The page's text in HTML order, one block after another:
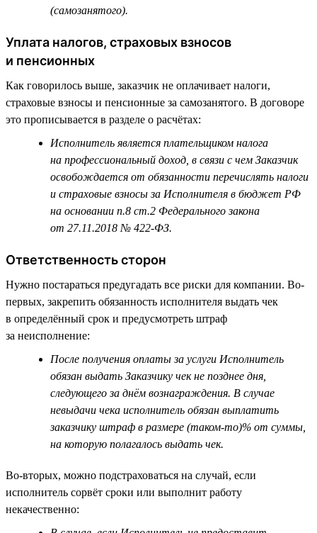
(самозанятого).
Уплата налогов, страховых взносов
и пенсионных
Как говорилось выше, заказчик не оплачивает налоги,
страховые взносы и пенсионные за самозанятого. В договоре
это прописывается в разделе о расчётах:
Исполнитель является плательщиком налога
на профессиональный доход, в связи с чем Заказчик
освобождается от обязанности перечислять налоги
и страховые взносы за Исполнителя в бюджет РФ
на основании п.8 ст.2 Федерального закона
от 27.11.2018 № 422-ФЗ.
Ответственность сторон
Нужно постараться предугадать все риски для компании. Во-
первых, закрепить обязанность исполнителя выдать чек
в определённый срок и предусмотреть штраф
за неисполнение:
После получения оплаты за услуги Исполнитель
обязан выдать Заказчику чек не позднее дня,
следующего за днём вознаграждения. В случае
невыдачи чека исполнитель обязан выплатить
заказчику штраф в размере (таком-то)% от суммы,
на которую полагалось выдать чек.
Во-вторых, можно подстраховаться на случай, если
исполнитель сорвёт сроки или выполнит работу
некачественно: